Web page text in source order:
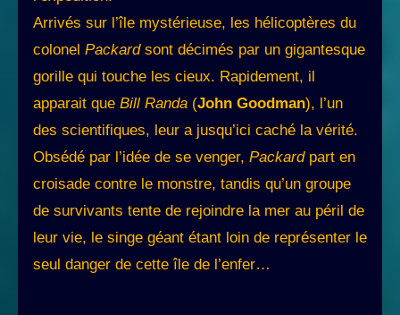
Arrivés sur l’île mystérieuse, les hélicoptères du
colonel Packardsont décimés par un gigantesque
gorille qui touche les cieux. Rapidement, il
apparait que Bill Randa (John Goodman), l’un
des scientifiques, leur a jusqu’ici caché la vérité.
Obsédé par l’idée de se venger, Packardpart en
croisade contre le monstre, tandis qu’un groupe
de survivants tente de rejoindre la mer au péril de
leur vie, le singe géant étant loin de représenter le
seul danger de cette île de l’enfer…